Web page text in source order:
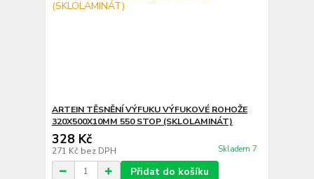
ARTEIN TĚSNĚNÍ VÝFUKU VÝFUKOVÉ ROHOŽE
320X500X10MM 550 STOP (SKLOLAMINÁT)
328 Kč
271 Kč bez DPH Skladem 7
Přidat do košíku